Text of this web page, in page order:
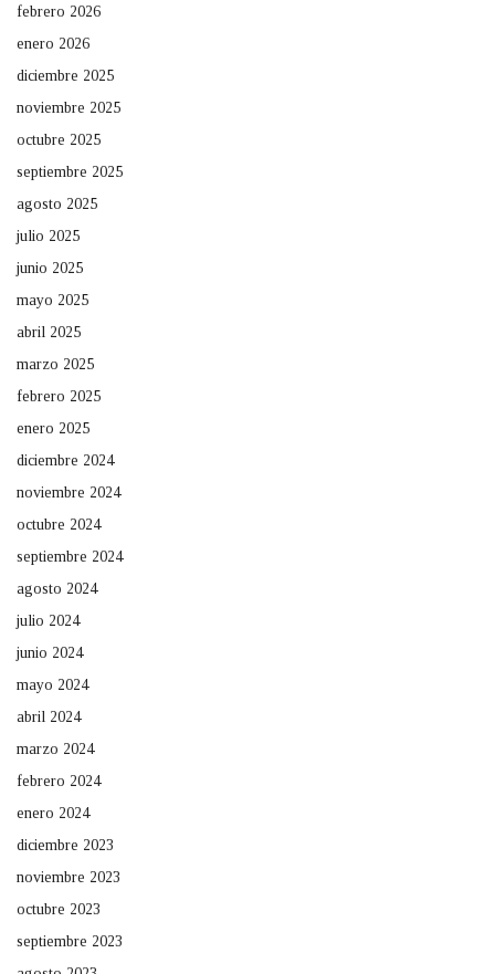
febrero 2026
enero 2026
diciembre 2025
noviembre 2025
octubre 2025
septiembre 2025
agosto 2025
julio 2025
junio 2025
mayo 2025
abril 2025
marzo 2025
febrero 2025
enero 2025
diciembre 2024
noviembre 2024
octubre 2024
septiembre 2024
agosto 2024
julio 2024
junio 2024
mayo 2024
abril 2024
marzo 2024
febrero 2024
enero 2024
diciembre 2023
noviembre 2023
octubre 2023
septiembre 2023